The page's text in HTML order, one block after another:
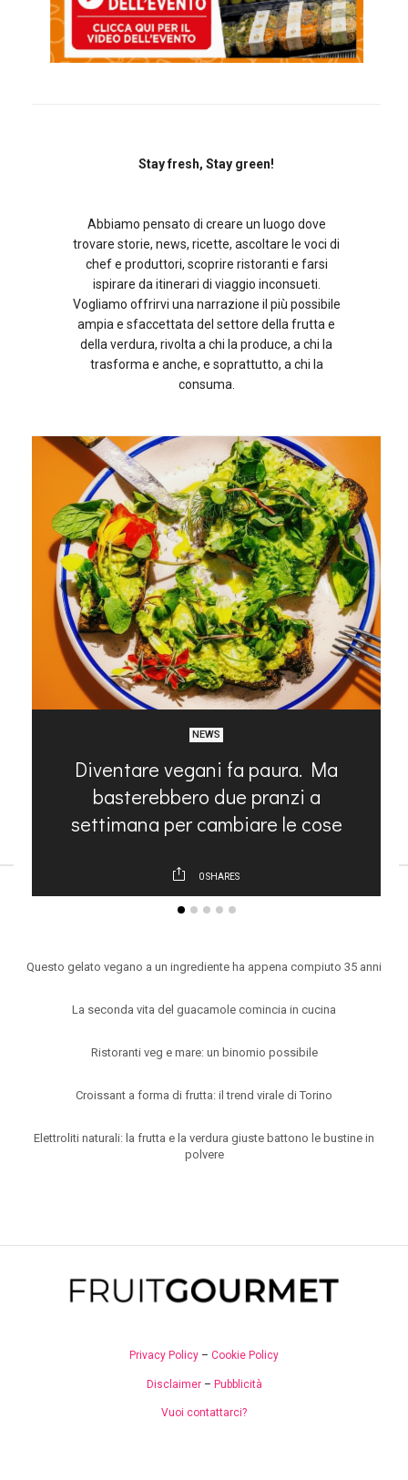
Stay fresh, Stay green!
Abbiamo pensato di creare un luogo dove
trovare storie, news, ricette, ascoltare le voci di
chef e produttori, scoprire ristoranti e farsi
ispirare da itinerari di viaggio inconsueti.
Vogliamo offrirvi una narrazione il più possibile
ampia e sfaccettata del settore della frutta e
della verdura, rivolta a chi la produce, a chi la
trasforma e anche, e soprattutto, a chi la
consuma.
NEWS
Diventare vegani fa paura. Ma
basterebbero due pranzi a
settimana per cambiare le cose
0SHARES
Questo gelato vegano a un ingrediente ha appena compiuto 35 anni
La seconda vita del guacamole comincia in cucina
Ristoranti veg e mare: un binomio possibile
Croissant a forma di frutta: il trend virale di Torino
Elettroliti naturali: la frutta e la verdura giuste battono le bustine in
polvere
Privacy Policy – Cookie Policy
Disclaimer– Pubblicità
Vuoi contattarci?